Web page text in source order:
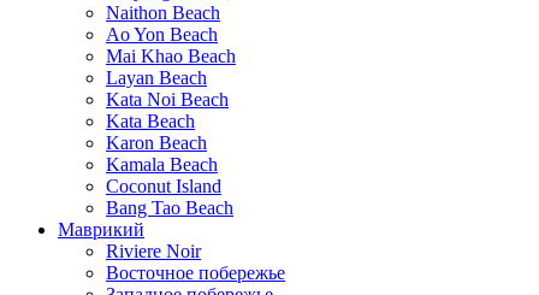
Naithon Beach
Ao Yon Beach
Mai Khao Beach
Layan Beach
Kata Noi Beach
Kata Beach
Karon Beach
Kamala Beach
Coconut Island
Bang Tao Beach
Маврикий
Riviere Noir
Восточное побережье